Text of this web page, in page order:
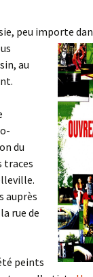
peu importe
au
du
traces
auprès
rue de
peints